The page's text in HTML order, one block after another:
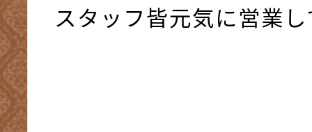
スタッフ皆元気に営業